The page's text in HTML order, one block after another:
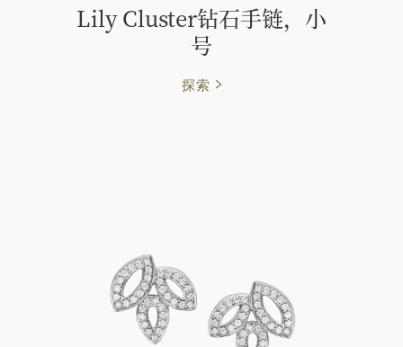
Lily Cluster钻石手链，小
号
探索